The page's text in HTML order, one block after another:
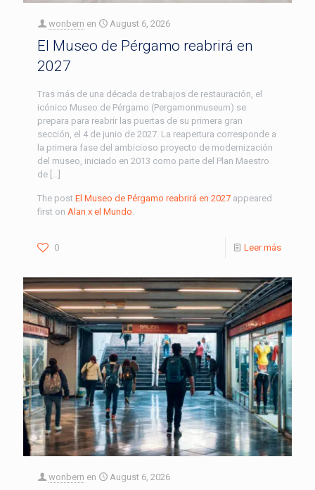
wonbern en August 6, 2026
El Museo de Pérgamo reabrirá en
2027
Tras más de una década de trabajos de restauración, el
icónico Museo de Pérgamo (Pergamonmuseum) se
prepara para reabrir las puertas de su primera gran
sección, el 4 de junio de 2027. La reapertura corresponde a
la primera fase del ambicioso proyecto de modernización
del museo, iniciado en 2013 como parte del Plan Maestro
de […]
The post El Museo de Pérgamo reabrirá en 2027 appeared
first on Alan x el Mundo
0 Leer más
wonbern en August 6, 2026